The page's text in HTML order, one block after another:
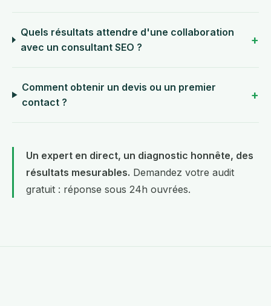
Quels résultats attendre d'une collaboration
avec un consultant SEO ?
Comment obtenir un devis ou un premier
contact ?
Un expert en direct, un diagnostic honnête, des
résultats mesurables. Demandez votre audit
gratuit : réponse sous 24h ouvrées.